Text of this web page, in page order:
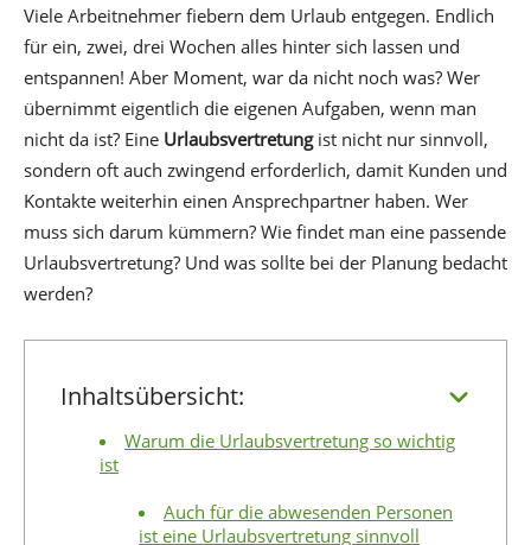
Viele Arbeitnehmer fiebern dem Urlaub entgegen. Endlich
für ein, zwei, drei Wochen alles hinter sich lassen und
entspannen! Aber Moment, war da nicht noch was? Wer
übernimmt eigentlich die eigenen Aufgaben, wenn man
nicht da ist? Eine Urlaubsvertretungist nicht nur sinnvoll,
sondern oft auch zwingend erforderlich, damit Kunden und
Kontakte weiterhin einen Ansprechpartner haben. Wer
muss sich darum kümmern? Wie findet man eine passende
Urlaubsvertretung? Und was sollte bei der Planung bedacht
werden?
Inhaltsübersicht:
Warum die Urlaubsvertretung so wichtig
ist
Auch für die abwesenden Personen
ist eine Urlaubsvertretung sinnvoll